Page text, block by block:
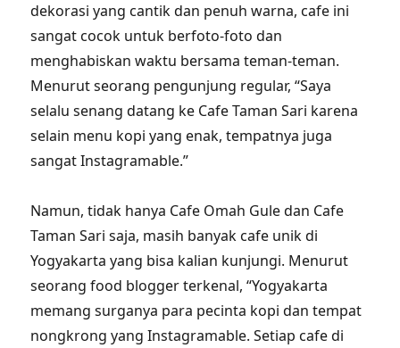
dekorasi yang cantik dan penuh warna, cafe ini
sangat cocok untuk berfoto-foto dan
menghabiskan waktu bersama teman-teman.
Menurut seorang pengunjung regular, “Saya
selalu senang datang ke Cafe Taman Sari karena
selain menu kopi yang enak, tempatnya juga
sangat Instagramable.”
Namun, tidak hanya Cafe Omah Gule dan Cafe
Taman Sari saja, masih banyak cafe unik di
Yogyakarta yang bisa kalian kunjungi. Menurut
seorang food blogger terkenal, “Yogyakarta
memang surganya para pecinta kopi dan tempat
nongkrong yang Instagramable. Setiap cafe di